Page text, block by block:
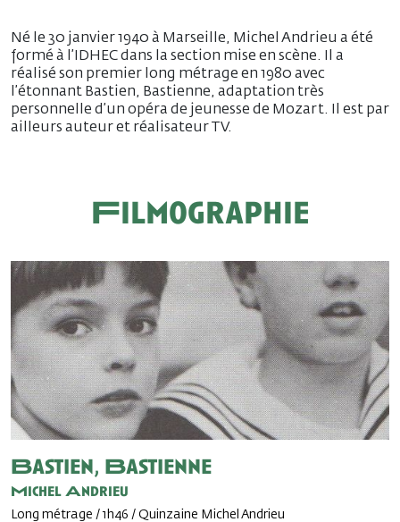
Né le 30 janvier 1940 à Marseille, Michel Andrieu a été
formé à l’IDHEC dans la section mise en scène. Il a
réalisé son premier long métrage en 1980 avec
l’étonnant Bastien, Bastienne, adaptation très
personnelle d’un opéra de jeunesse de Mozart. Il est par
ailleurs auteur et réalisateur TV.
Filmographie
Bastien, Bastienne
Michel Andrieu
Long métrage / 1h46 / Quinzaine Michel Andrieu